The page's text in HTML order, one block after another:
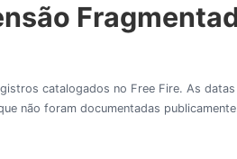
catalogados no Free Fire. As
não foram documentadas